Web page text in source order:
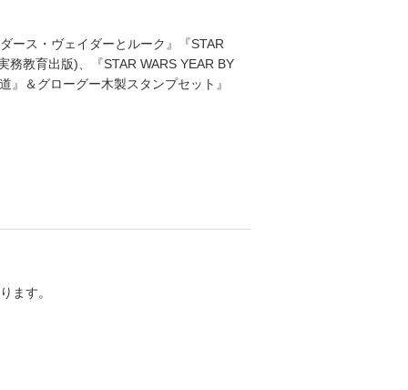
ース・ヴェイダーとルーク』『STAR
務教育出版)、『STAR WARS YEAR BY
＆グローグー木製スタンプセット』
ます。